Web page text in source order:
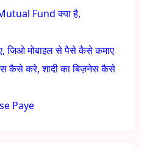
Fund क्या है,
जिओ मोबाइल से पैसे कैसे कमाए
कैसे करे, शादी का बिज़नेस कैसे
Paye